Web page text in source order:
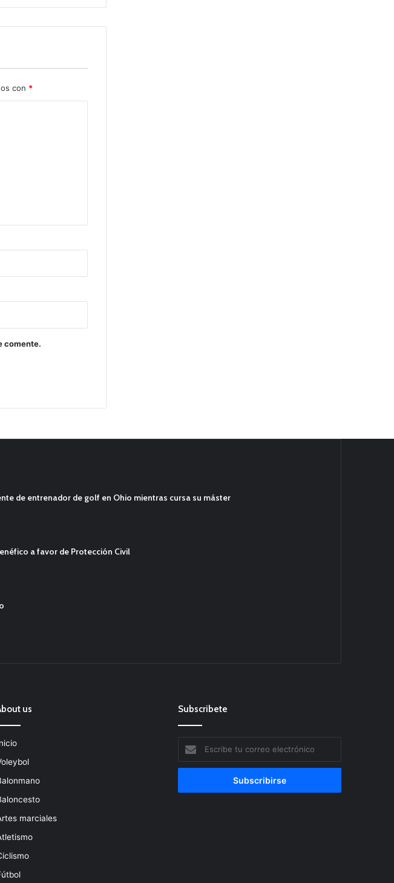
con *
comente.
de entrenador de golf en Ohio mientras cursa su máster
a favor de Protección Civil
us
marciales
Subscribete
tu
correo